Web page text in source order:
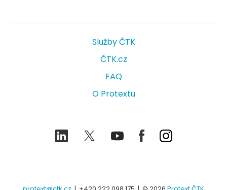
Služby ČTK
ČTK.cz
FAQ
O Protextu
LinkedIn TwitterYoutubeFacebookInstagram